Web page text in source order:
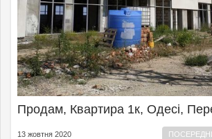
Продам, Квартира 1к, Одесі,
13 жовтня 2020